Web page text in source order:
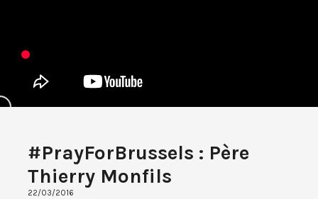
#PrayForBrussels : Père
Thierry Monfils
22/03/2016